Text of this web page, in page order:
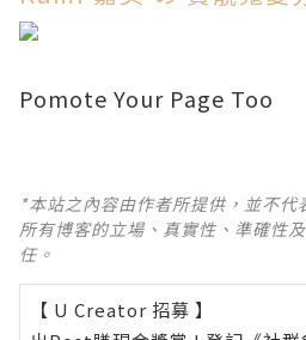
Pomote Your Page Too
*本站之內容由作者所提供，並不
所有博客的立場、真實性、準確性
任。
【 U Creator 招募 】